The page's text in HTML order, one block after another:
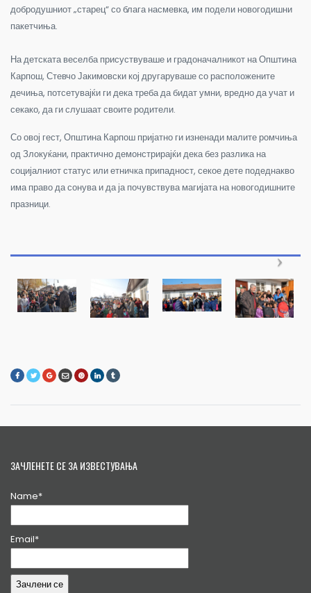
добродушниот „старец“ со блага насмевка, им подели новогодишни
пакетчиња.
На детската веселба присуствуваше и градоначалникот на Општина
Карпош, Стевчо Јакимовски кој другаруваше со расположените
дечиња, потсетувајќи ги дека треба да бидат умни, вредно да учат и
секако, да ги слушаат своите родители.
Со овој гест, Општина Карпош пријатно ги изненади малите ромчиња
од Злокуќани, практично демонстрирајќи дека без разлика на
социјалниот статус или етничка припадност, секое дете подеднакво
има право да сонува и да ја почувствува магијата на новогодишните
празници.
ЗАЧЛЕНЕТЕ СЕ ЗА ИЗВЕСТУВАЊА
Name*
Email*